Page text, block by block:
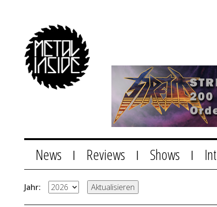
News Reviews Shows
Jahr: